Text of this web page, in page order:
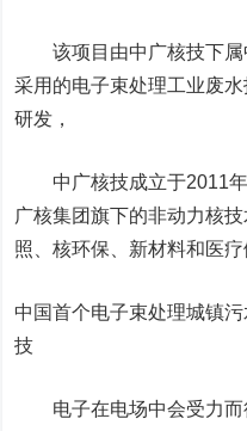
该项目由中广核技下
采用的电子束处理工业废
研发，
中广核技成立于2011年
广核集团旗下的非动力核
照、核环保、新材料和医疗
中国首个电子束处理城镇
技
电子在电场中会受力